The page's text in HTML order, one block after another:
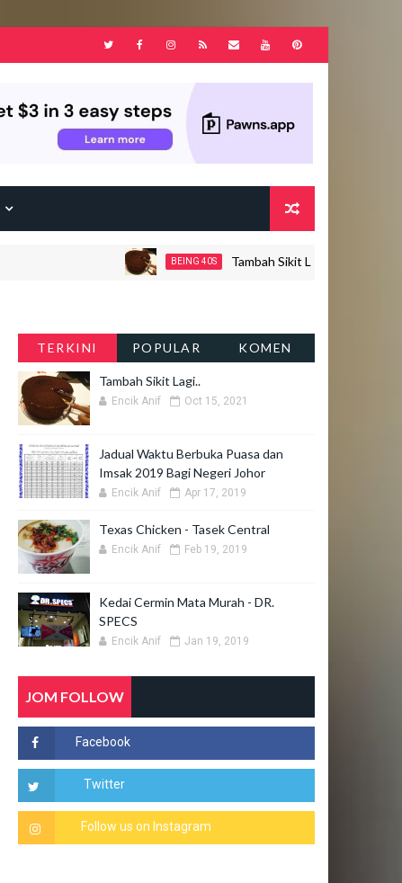
BEING 40S Tambah Sikit Lagi..
TERKINI POPULAR KOMEN
Tambah Sikit Lagi..
Encik Anif Oct 15, 2021
Jadual Waktu Berbuka Puasa dan
Imsak 2019 Bagi Negeri Johor
Encik Anif Apr 17, 2019
Texas Chicken - Tasek Central
Encik Anif Feb 19, 2019
Kedai Cermin Mata Murah - DR.
SPECS
Encik Anif Jan 19, 2019
JOM FOLLOW